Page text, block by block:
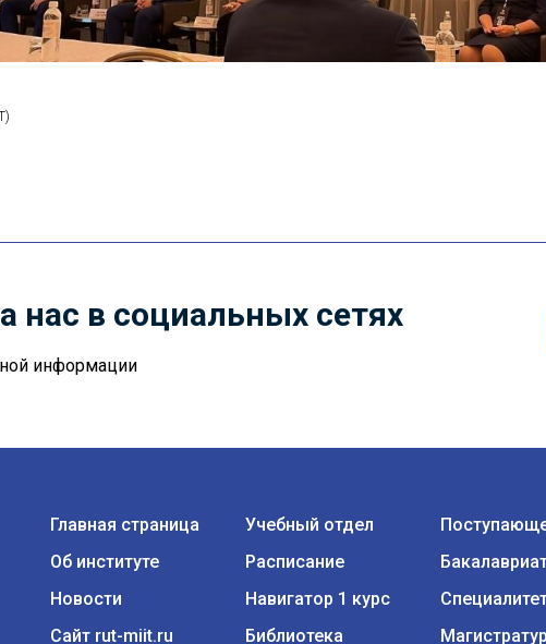
нас в социальных сетях
информации
Главная страница
Об институте
Новости
Сайт rut-miit.ru
Учебный отдел
Расписание
Навигатор 1 курс
Библиотека